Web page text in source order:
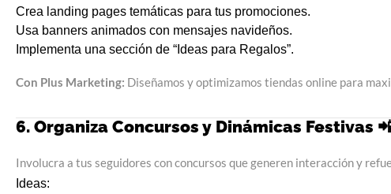
Crea landing pages temáticas para tus promociones.
Usa banners animados con mensajes navideños.
Implementa una sección de “Ideas para Regalos”.
Con Plus Marketing: Diseñamos y optimizamos tiendas online para
6. Organiza Concursos y Dinámicas Festivas
Involucra a tus seguidores con concursos que generen interacción y
Ideas: